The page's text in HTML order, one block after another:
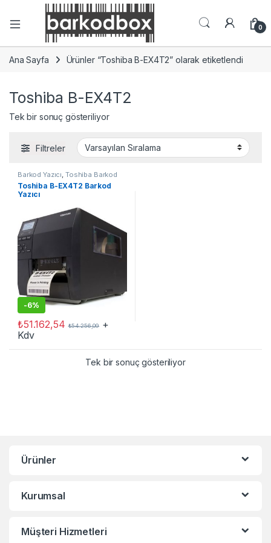
0
Ana Sayfa Ürünler “Toshiba B-EX4T2” olarak etiketlendi
Toshiba B-EX4T2
Tek bir sonuç gösteriliyor
Filtreler
Barkod Yazıcı Toshiba Barkod
Yazıcı
Toshiba B-EX4T2 Barkod
Yazıcı
-6%
₺51.162,54 ₺54.256,09 +
Kdv
Tek bir sonuç gösteriliyor
Ürünler
Kurumsal
Müşteri Hizmetleri